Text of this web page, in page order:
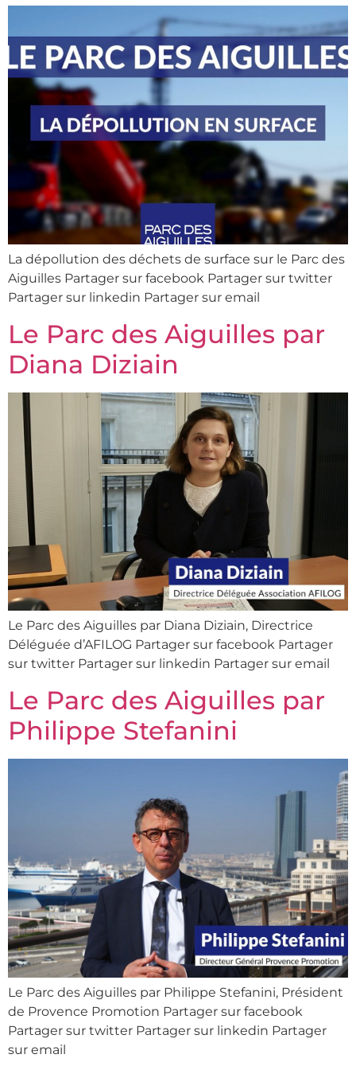
La dépollution des déchets de surface sur le Parc des
Aiguilles Partager sur facebook Partager sur twitter
Partager sur linkedin Partager sur email
Le Parc des Aiguilles par
Diana Diziain
Le Parc des Aiguilles par Diana Diziain, Directrice
Déléguée d’AFILOG Partager sur facebook Partager
sur twitter Partager sur linkedin Partager sur email
Le Parc des Aiguilles par
Philippe Stefanini
Le Parc des Aiguilles par Philippe Stefanini, Président
de Provence Promotion Partager sur facebook
Partager sur twitter Partager sur linkedin Partager
sur email